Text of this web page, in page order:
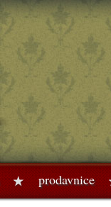
prodavnice